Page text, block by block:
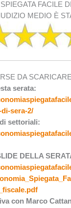
FACILE
MEDIO È
DA
serata:
sera-2/
settoriali:
DELLA
con Marco